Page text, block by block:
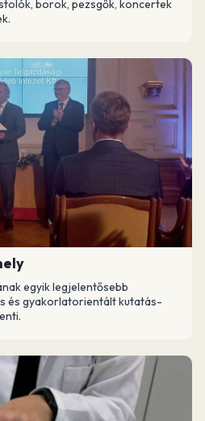
borok, pezsgők, koncertek
egyik legjelentősebb
és gyakorlatorientált kutatás-